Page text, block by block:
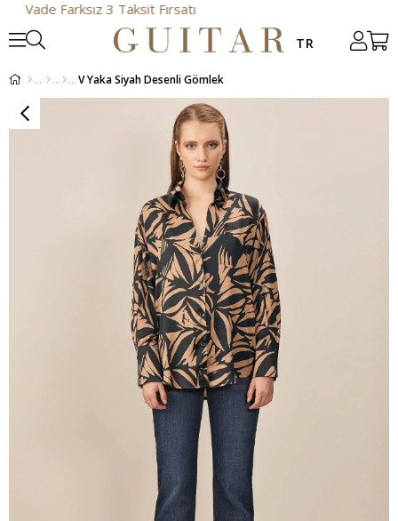
Farksız 3 Taksit Fırsatı
V Yaka Siyah Desenli Gömlek